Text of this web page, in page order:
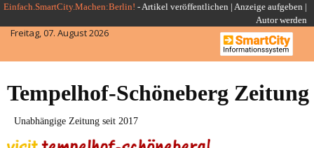
Skip
to
content
Einfach.SmartCity.Machen:Berlin! -Artikel veröffentlichen | Anzeige aufgeben |
Autor werden
Freitag, 07. August 2026
Tempelhof-Schöneberg Zeitung
Unabhängige Zeitung seit 2017